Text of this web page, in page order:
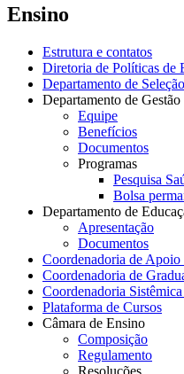
Ensino
Estrutura e contatos
Diretoria de Políticas de
Departamento de Seleção
Departamento de
Equipe
Benefícios
Documentos
Programas
Pesquisa
Bolsa
Departamento de
Apresentação
Documentos
Coordenadoria de Apoio
Coordenadoria de
Coordenadoria
Plataforma de Cursos
Câmara de Ensino
Composição
Regulamento